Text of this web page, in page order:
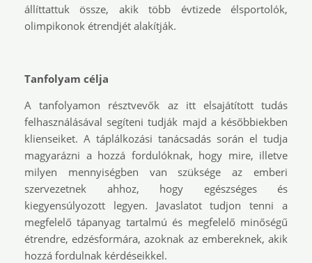
állíttattuk össze, akik több évtizede élsportolók,
olimpikonok étrendjét alakítják.
Tanfolyam célja
A tanfolyamon résztvevők az itt elsajátított tudás
felhasználásával segíteni tudják majd a későbbiekben
klienseiket. A táplálkozási tanácsadás során el tudja
magyarázni a hozzá fordulóknak, hogy mire, illetve
milyen mennyiségben van szüksége az emberi
szervezetnek ahhoz, hogy egészséges és
kiegyensúlyozott legyen. Javaslatot tudjon tenni a
megfelelő tápanyag tartalmú és megfelelő minőségű
étrendre, edzésformára, azoknak az embereknek, akik
hozzá fordulnak kérdéseikkel.